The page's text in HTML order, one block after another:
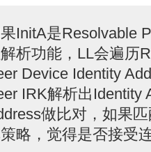
InitA是Resolvable
析功能，LL会遍历
Device Identity
IRK解析出Identity
做比对，如果
略，觉得是否接受